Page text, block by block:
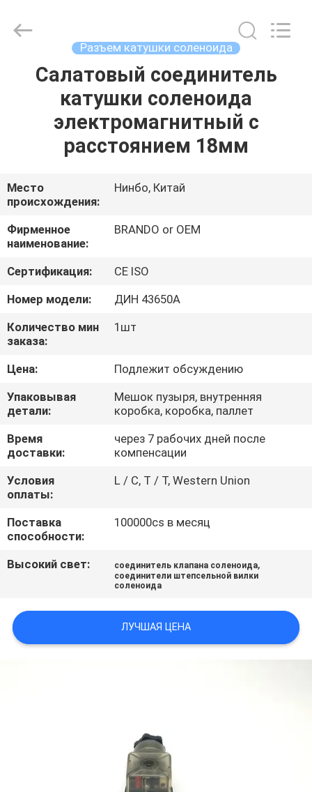
ДОМОЙ
ПРОДУКТЫ
НАС
ЭКСКУРСИЯ
ПО
ЗАВОДУ
КОНТРОЛЬ
КАЧЕСТВА
СВЯЖИТЕСЬ
С
НАМИ
ЗАПРОСИТЕ
NEWS
КАРТА
САЙТА
Разъем катушки соленоида
Салатовый соединитель
катушки соленоида
электромагнитный с
расстоянием 18мм
Место
происхождения:
Нинбо, Китай
Фирменное
наименование:
BRANDO or OEM
Сертификация:
CE ISO
Номер модели:
ДИН 43650А
Количество мин
заказа:
1шт
Цена:
Подлежит обсуждению
Упаковывая
детали:
Мешок пузыря, внутренняя
коробка, коробка, паллет
Время
доставки:
через 7 рабочих дней после
компенсации
Условия
оплаты:
L / C, T / T, Western Union
Поставка
способности:
100000cs в месяц
Высокий свет: соединитель клапана соленоида,
соединители штепсельной вилки
соленоида
ЛУЧШАЯ ЦЕНА